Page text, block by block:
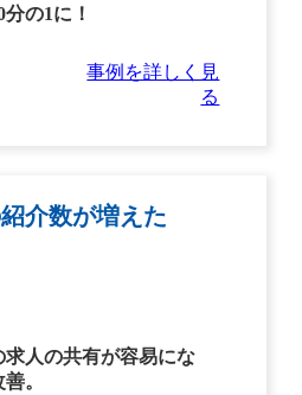
の1に！
事例を詳しく見
る
介数が増えた
求人の共有が容易にな
。